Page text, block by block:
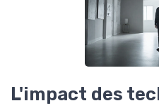
L'impact des